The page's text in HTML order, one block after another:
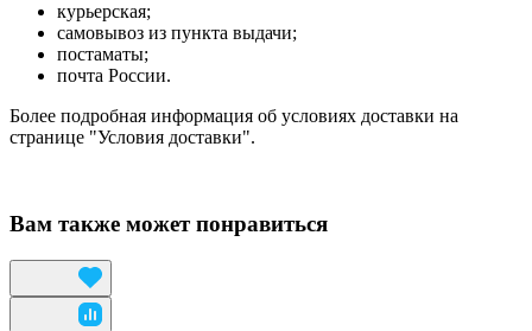
курьерская;
самовывоз из пункта выдачи;
постаматы;
почта России.
Более подробная информация об условиях доставки на
странице "Условия доставки".
Вам также может понравиться